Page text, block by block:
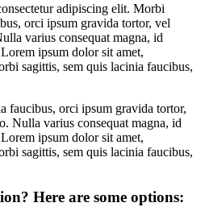
adipiscing elit. Morbi
orci ipsum gravida tortor, vel
varius consequat magna, id
ipsum dolor sit amet,
sagittis, sem quis lacinia faucibus,
faucibus, orci ipsum gravida tortor,
Nulla varius consequat magna, id
ipsum dolor sit amet,
sagittis, sem quis lacinia faucibus,
Here are some options: